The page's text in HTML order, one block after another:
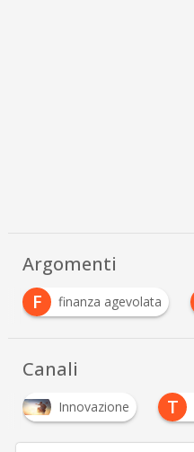
Argomenti
F
finanza agevolata
Canali
Innovazione T